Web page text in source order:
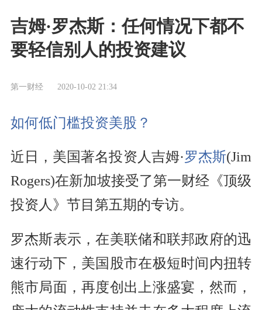
吉姆·罗杰斯：任何情况下都不
要轻信别人的投资建议
第一财经 2020-10-02 21:34
如何低门槛投资美股？
近日，美国著名投资人吉姆·罗杰斯(Jim
Rogers)在新加坡接受了第一财经《顶级
投资人》节目第五期的专访。
罗杰斯表示，在美联储和联邦政府的迅
速行动下，美国股市在极短时间内扭转
熊市局面，再度创出上涨盛宴，然而，